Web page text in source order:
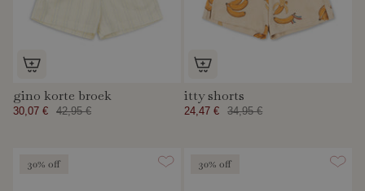
gino korte broek
30,07 € 42,95 €
itty shorts
24,47 € 34,95 €
30% off 30% off